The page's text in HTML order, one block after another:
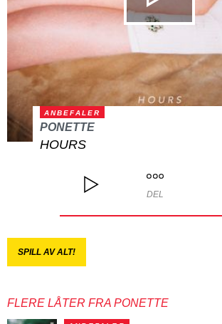
ANBEFALER
PONETTE
HOURS
DEL
SPILL AV ALT!
FLERE LÅTER FRA PONETTE